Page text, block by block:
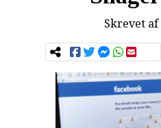
Skrevet af